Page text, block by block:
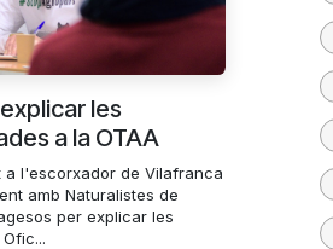
les
a la OTAA
a l'escorxador de Vilafranca
amb Naturalistes de
per explicar les